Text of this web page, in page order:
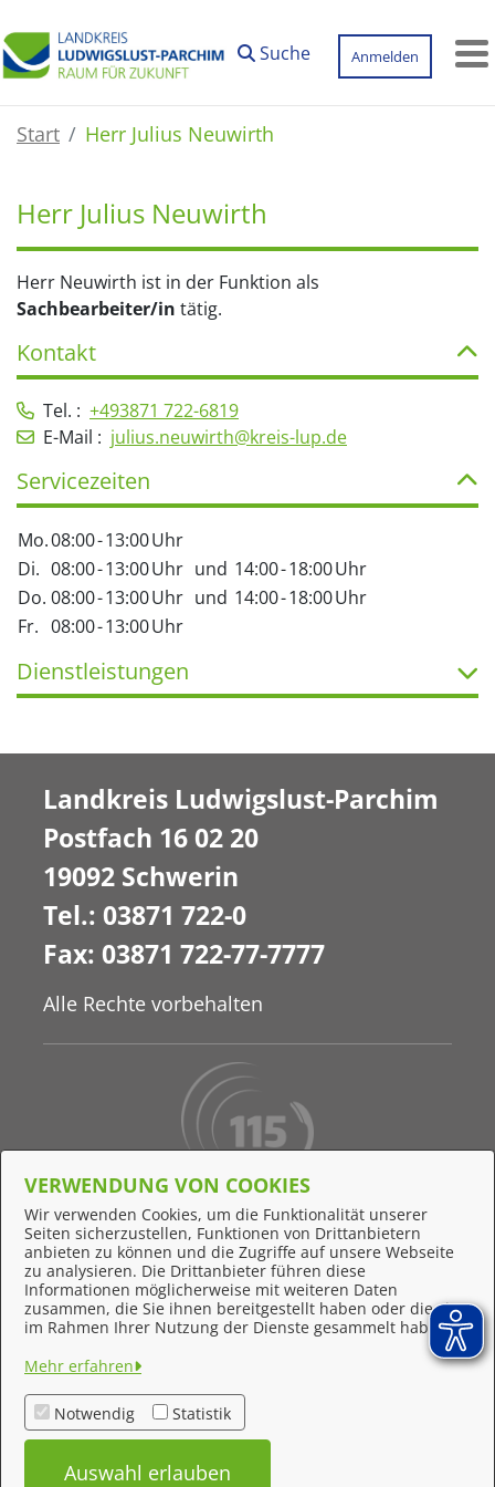
Suche
Anmelden
Start Herr Julius Neuwirth
Herr Julius Neuwirth
Herr Neuwirth ist in der Funktion als
Sachbearbeiter/in tätig.
Kontakt
Tel. : +493871 722-6819
E-Mail : julius.neuwirth@kreis-lup.de
Servicezeiten
Mo.08:00-13:00Uhr
Di. 08:00-13:00Uhr und 14:00-18:00Uhr
Do. 08:00-13:00Uhr und 14:00-18:00Uhr
Fr. 08:00-13:00Uhr
Dienstleistungen
Behördennummer 115
Online-Support
Landkreis Ludwigslust-Parchim
Postfach 16 02 20
19092 Schwerin
Tel.: 03871 722-0
Fax: 03871 722-77-7777
Alle Rechte vorbehalten
Feedback
Impressum
Datenschutzerklärung
Kontakt
VERWENDUNG VON COOKIES
Wir verwenden Cookies, um die Funktionalität unserer
Seiten sicherzustellen, Funktionen von Drittanbietern
anbieten zu können und die Zugriffe auf unsere Webseite
zu analysieren. Die Drittanbieter führen diese
Informationen möglicherweise mit weiteren Daten
zusammen, die Sie ihnen bereitgestellt haben oder die sie
im Rahmen Ihrer Nutzung der Dienste gesammelt haben.
Mehr erfahren
Notwendig Statistik
Auswahl erlauben